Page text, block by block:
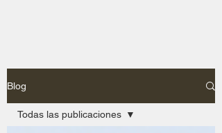
Blog
Todas las publicaciones